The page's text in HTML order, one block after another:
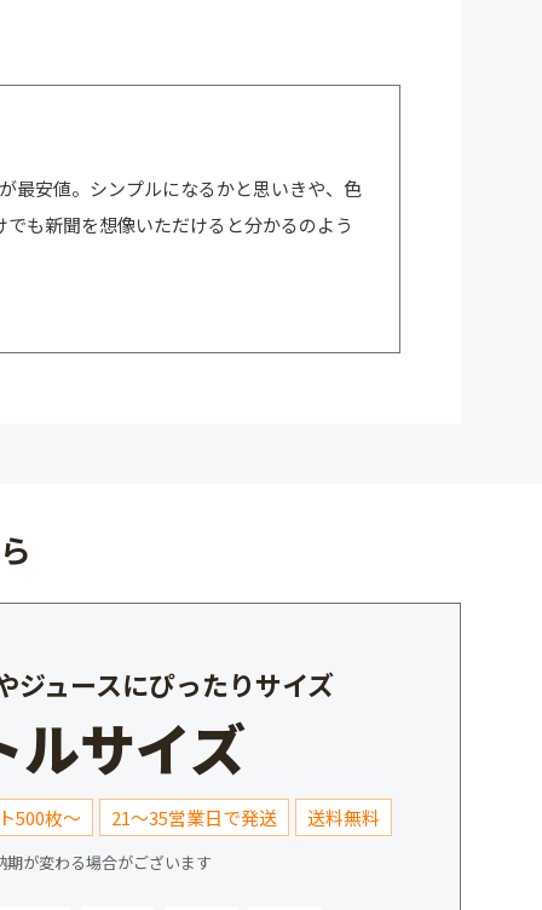
最安値。シンプルになるかと思いきや、色
も新聞を想像いただけると分かるのよう
ジュースにぴったりサイズ
ルサイズ
500枚～ 21～35営業日で発送 送料無料
が変わる場合がございます